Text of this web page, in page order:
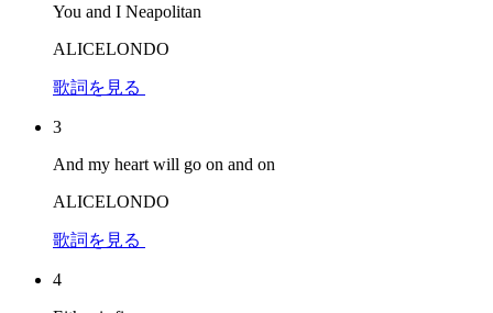
You and I Neapolitan
ALICELONDO
歌詞を見る
3
And my heart will go on and on
ALICELONDO
歌詞を見る
4